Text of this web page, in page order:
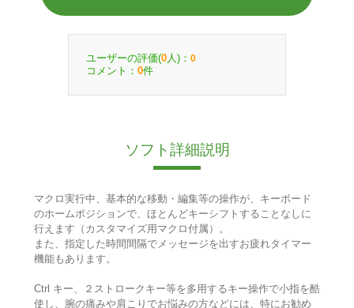
ユーザーの評価(0 人)： 0
コメント： 0件
ソフト詳細説明
マクロ実行中、基本的な移動・編集等の操作が、キーボード
のホームポジションで、ほとんどキーシフトすることなしに
行えます（カスタマイズ用マクロ付属）。
また、指定した時間間隔でメッセージを出すお疲れタイマー
機能もあります。
Ctrl キー、２ストロークキー等を多用するキー操作で小指を酷
使し、腕の痛みや肩こりでお悩みの方などには、特にお勧め